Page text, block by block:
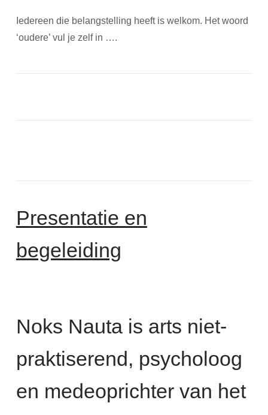
Iedereen die belangstelling heeft is welkom. Het woord
‘oudere’ vul je zelf in ….
Presentatie en
begeleiding
Noks Nauta is arts niet-
praktiserend, psycholoog
en medeoprichter van het